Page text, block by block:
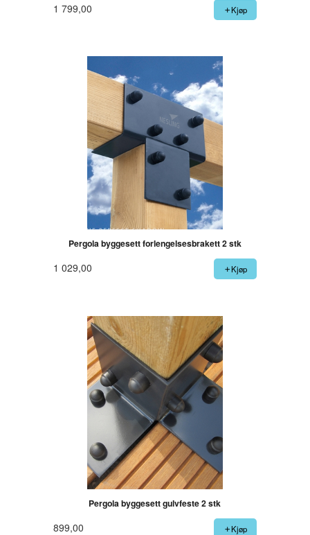
1 799,00 Kjøp
Pergola byggesett forlengelsesbrakett 2 stk
1 029,00 Kjøp
Pergola byggesett gulvfeste 2 stk
899,00 Kjøp